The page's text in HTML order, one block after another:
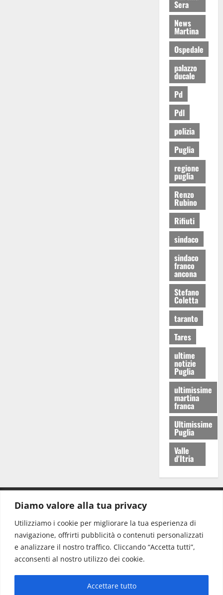
Diamo valore alla tua privacy
Utilizziamo i cookie per migliorare la tua esperienza di
navigazione, offrirti pubblicità o contenuti personalizzati
e analizzare il nostro traffico. Cliccando “Accetta tutti”,
acconsenti al nostro utilizzo dei cookie.
Accettare tutto
Sera
News
Martina
Ospedale
palazzo
ducale
Pd
Pdl
polizia
Puglia
regione
puglia
Renzo
Rubino
Rifiuti
sindaco
sindaco
franco
ancona
Stefano
Coletta
taranto
Tares
ultime
notizie
Puglia
ultimissime
martina
franca
Ultimissime
Puglia
Valle
d'Itria
Redazione: redazione@www.martinasera.it
Direttore:direttore@www.martinasera.it
Info & Commerciale:info@www.martinasera.it